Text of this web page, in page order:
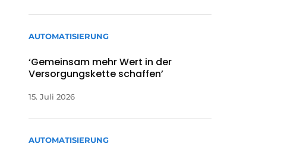
AUTOMATISIERUNG
‘Gemeinsam mehr Wert in der
Versorgungskette schaffen’
15. Juli 2026
AUTOMATISIERUNG